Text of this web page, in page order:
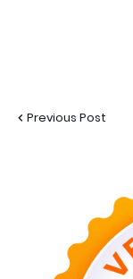
Previous Post